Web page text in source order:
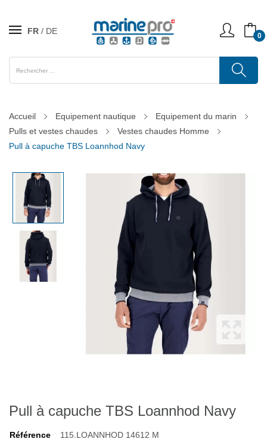
FR DE 0
Accueil Equipement nautique
Equipement du marin
Pulls et vestes chaudes
Vestes chaudes Homme
Pull à capuche TBS Loannhod Navy
Pull à capuche TBS Loannhod Navy
Référence
115.LOANNHOD 14612 M